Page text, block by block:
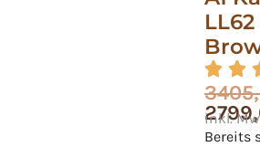
inkl.
Bereits